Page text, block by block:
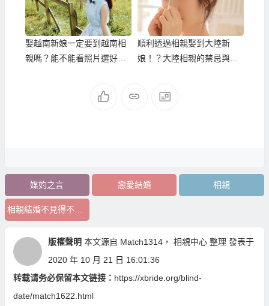
娶越南新娘一定要到越南相
親嗎？能不能看照片選好後
順利透過相親娶到大陸新
娘！？大陸相親的禁忌與注
媒妁之言 戀愛結婚 相親
版權聲明 本文源自 Match1314， 相親中心整理 發表于
2020 年 10 月 21 日 16:01:36
转载请务必保留本文链接： https://xbride.org/blind-
date/match1622.html